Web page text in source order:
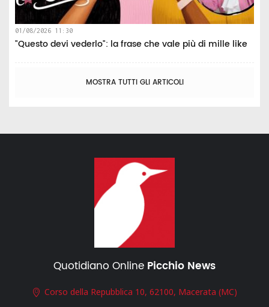
01/08/2026 11:30
"Questo devi vederlo": la frase che vale più di mille like
MOSTRA TUTTI GLI ARTICOLI
Quotidiano Online Picchio News
Corso della Repubblica 10, 62100, Macerata (MC)